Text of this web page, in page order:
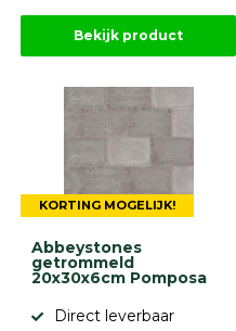
Bekijk product
KORTING MOGELIJK!
Abbeystones
getrommeld
20x30x6cm Pomposa
Direct leverbaar